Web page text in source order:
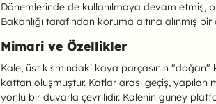
Dönemlerinde de kullanılmaya devam etmiş,
Bakanlığı tarafından koruma altına alınmış
Mimari ve Özellikler
Kale, üst kısmındaki kaya parçasının
kattan oluşmuştur. Katlar arası geçiş, yapılan
yönlü bir duvarla çevrilidir. Kalenin güney